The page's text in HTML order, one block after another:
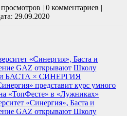
0 комментариев
29.09.2020
«Синергия», Баста и
GAZ открывают Школу
БАСТА × СИНЕРГИЯ
представит курс умного
«ТопФесте» в «Лужниках»
«Синергия», Баста и
GAZ открывают Школу